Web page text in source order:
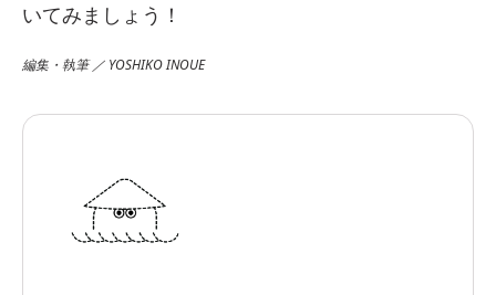
いてみましょう！
編集・執筆 ／ YOSHIKO INOUE